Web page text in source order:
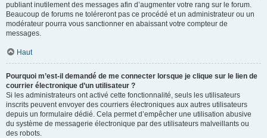
publiant inutilement des messages afin d’augmenter votre rang sur le forum.
Beaucoup de forums ne toléreront pas ce procédé et un administrateur ou un
modérateur pourra vous sanctionner en abaissant votre compteur de
messages.
Haut
Pourquoi m’est-il demandé de me connecter lorsque je clique sur le lien de
courrier électronique d’un utilisateur ?
Si les administrateurs ont activé cette fonctionnalité, seuls les utilisateurs
inscrits peuvent envoyer des courriers électroniques aux autres utilisateurs
depuis un formulaire dédié. Cela permet d’empêcher une utilisation abusive
du système de messagerie électronique par des utilisateurs malveillants ou
des robots.